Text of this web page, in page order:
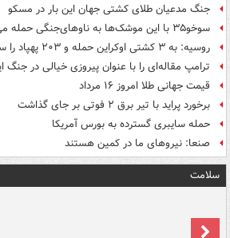
جنگ مدعیان طلای کشتی جهان این بار در مسکو
سوخو۳۵ با این موشک‌ها به ناوهای‌جنگی حمله می‌کند
روسیه: به ۳ کشتی اوکراین حمله و ۲۰۳ پهپاد را سرنگون کردیم
ترامپ مقاله‌ای را با عنوان پیروزی خیالی در جنگ
قیمت جهانی طلا امروز ۱۶ مرداد
برخورد پراید با تیر برق ۲ فوتی بر جای گذاشت
حمله سایبری گسترده به بورس آمریکا
صنعا: نیروهای ما در کمین‌ هستند
سلامت